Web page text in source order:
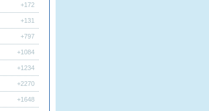
+172
+131
+797
+1084
+1234
+2270
+1648